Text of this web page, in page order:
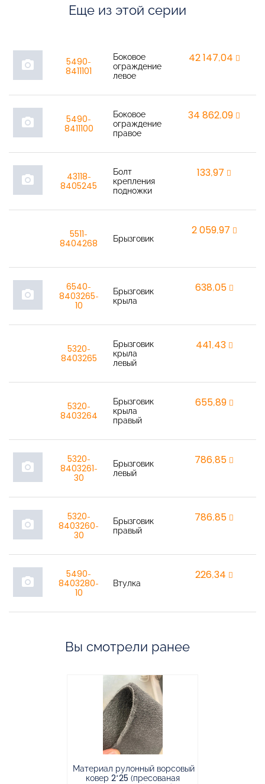
Еще из этой серии
photo_camera
5490-
8411101
Боковое
ограждение
левое
42 147,04
photo_camera
5490-
8411100
Боковое
ограждение
правое
34 862,09
photo_camera
43118-
8405245
Болт
крепления
подножки
133,97
5511-
8404268
Брызговик
2 059,97
photo_camera
6540-
8403265-
10
Брызговик
крыла
638,05
5320-
8403265
Брызговик
крыла
левый
441,43
5320-
8403264
Брызговик
крыла
правый
655,89
photo_camera
5320-
8403261-
30
Брызговик
левый
786,85
photo_camera
5320-
8403260-
30
Брызговик
правый
786,85
photo_camera
5490-
8403280-
10
Втулка
226,34
Вы смотрели ранее
Материал рулонный ворсовый
ковер 2*25 (пресованая